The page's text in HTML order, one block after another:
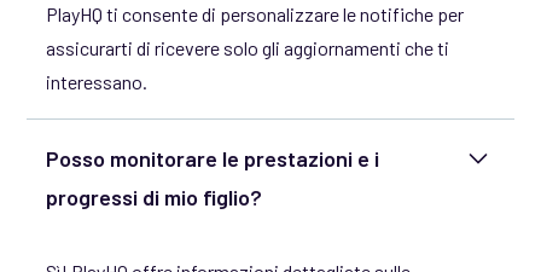
PlayHQ ti consente di personalizzare le notifiche per
assicurarti di ricevere solo gli aggiornamenti che ti
interessano.
Posso monitorare le prestazioni e i
progressi di mio figlio?